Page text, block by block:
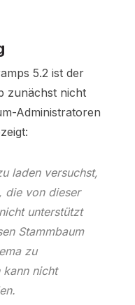
5.2 ist der
zunächst nicht
Administratoren
laden versuchst,
die von dieser
unterstützt
Stammbaum
zu
kann nicht